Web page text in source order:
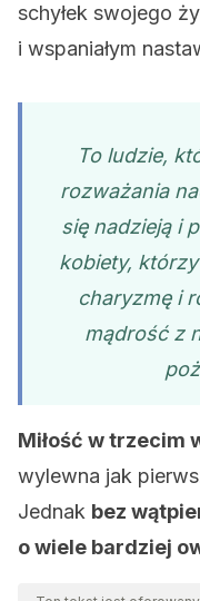
schyłek swojego
i wspaniałym
To ludzie,
rozważania
się nadzieją i
kobiety,
charyzmę i
mądrość z
Miłość w trzecim
wylewna jak
Jednak bez
o wiele bardziej